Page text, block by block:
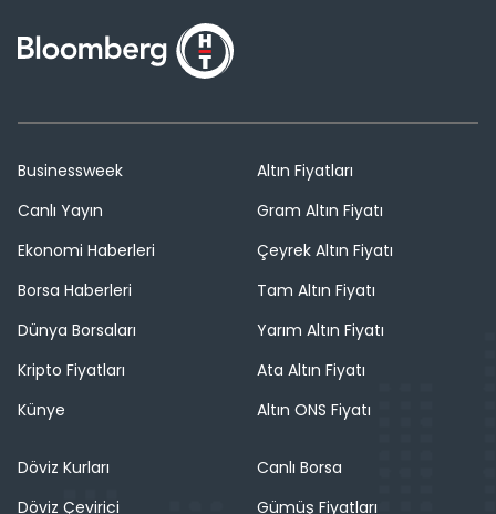
Businessweek
Canlı Yayın
Ekonomi Haberleri
Borsa Haberleri
Dünya Borsaları
Kripto Fiyatları
Künye
Altın Fiyatları
Gram Altın Fiyatı
Çeyrek Altın Fiyatı
Tam Altın Fiyatı
Yarım Altın Fiyatı
Ata Altın Fiyatı
Altın ONS Fiyatı
Döviz Kurları
Döviz Çevirici
Canlı Borsa
Gümüş Fiyatları